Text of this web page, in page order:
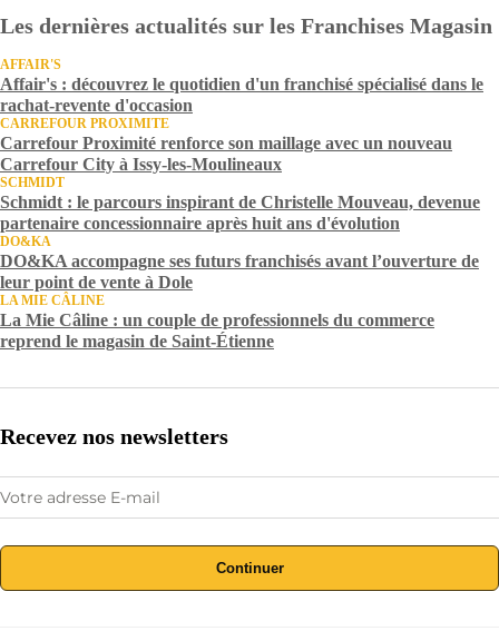
Les dernières actualités sur les Franchises Magasin
AFFAIR'S
Affair's : découvrez le quotidien d'un franchisé spécialisé dans le
rachat-revente d'occasion
CARREFOUR PROXIMITE
Carrefour Proximité renforce son maillage avec un nouveau
Carrefour City à Issy-les-Moulineaux
SCHMIDT
Schmidt : le parcours inspirant de Christelle Mouveau, devenue
partenaire concessionnaire après huit ans d'évolution
DO&KA
DO&KA accompagne ses futurs franchisés avant l’ouverture de
leur point de vente à Dole
LA MIE CÂLINE
La Mie Câline : un couple de professionnels du commerce
reprend le magasin de Saint-Étienne
Recevez nos newsletters
Continuer